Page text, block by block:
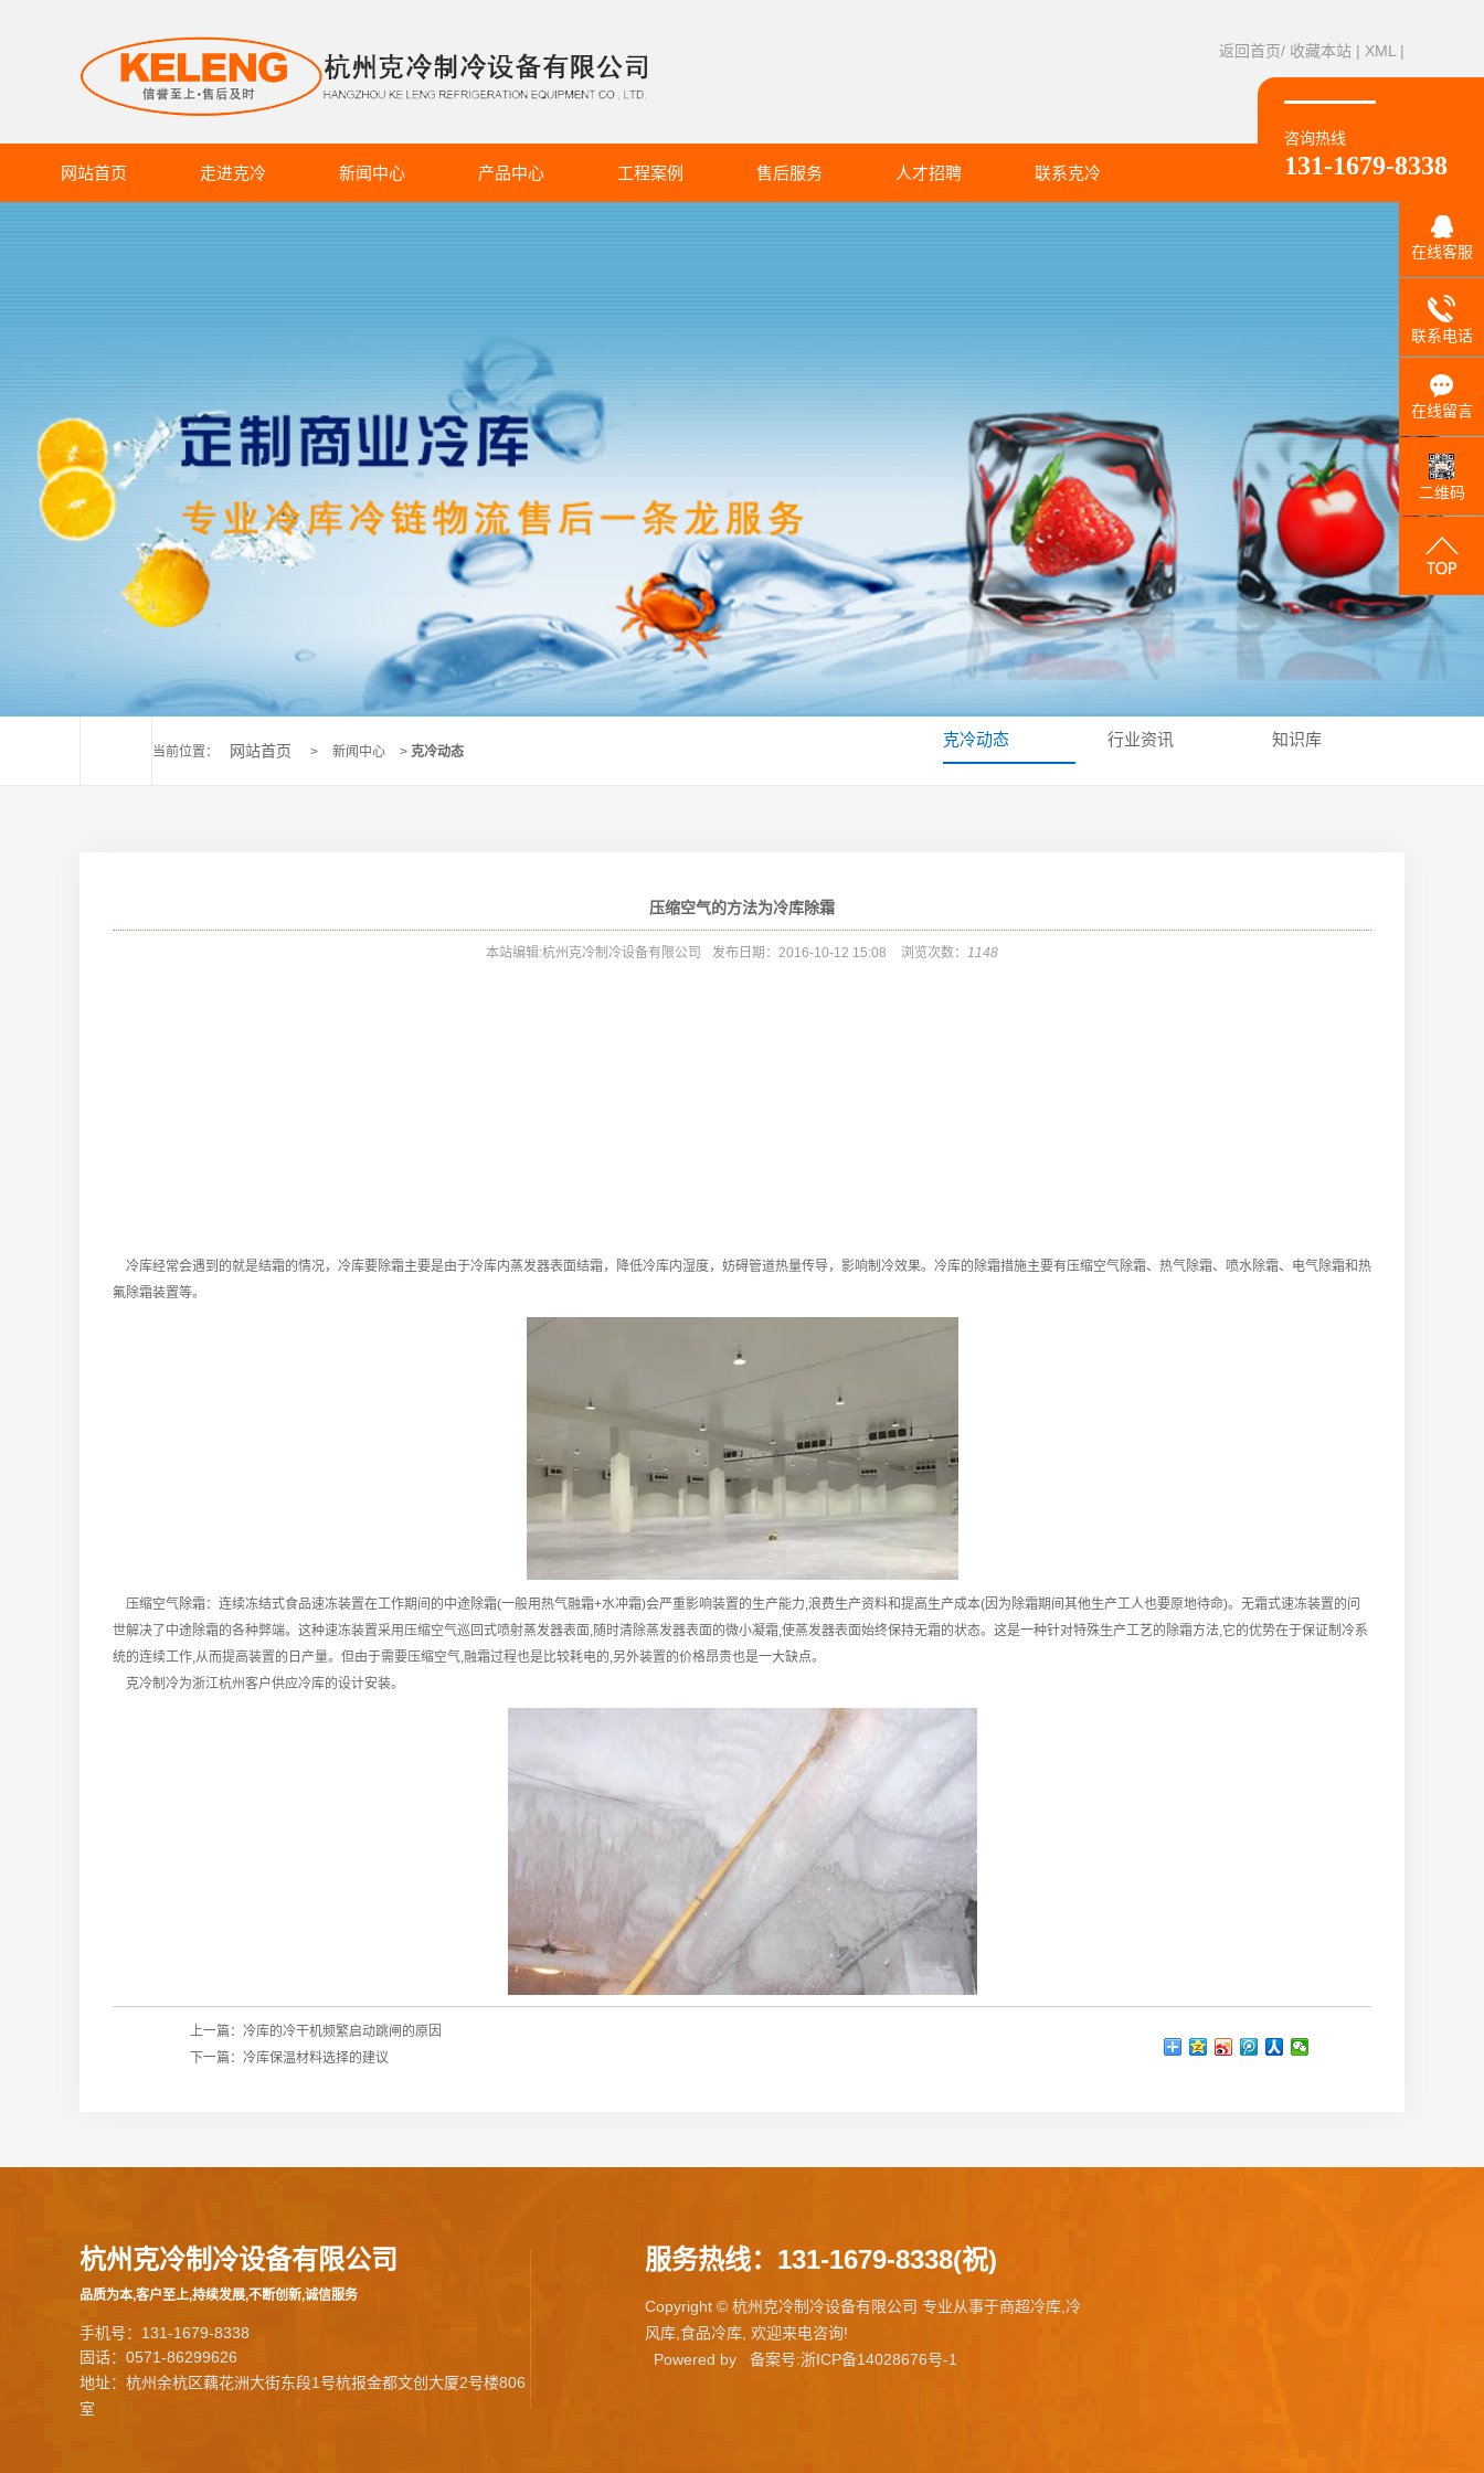
返回首页/ 收藏本站 | XML |
咨询热线
131-1679-8338
网站首页 走进克冷 新闻中心 产品中心
蔬果气调库系列
工程案例 售后服务 人才招聘 联系克冷
当前位置： 网站首页 > 新闻中心 > 克冷动态
克冷动态 行业资讯 知识库
压缩空气的方法为冷库除霜
本站编辑:杭州克冷制冷设备有限公司 发布日期：2016-10-12 15:08 浏览次数： 1148
冷库经常会遇到的就是结霜的情况，冷库要除霜主要是由于冷库内蒸发器表面结霜，降低冷库内湿度，妨碍管道热量传导，影响制冷效果。冷库的除霜措施主要有压缩空气除霜、热气除霜、喷水除霜、电气除霜和热
氟除霜装置等。
压缩空气除霜：连续冻结式食品速冻装置在工作期间的中途除霜(一般用热气融霜+水冲霜)会严重影响装置的生产能力,浪费生产资料和提高生产成本(因为除霜期间其他生产工人也要原地待命)。无霜式速冻装置的问
世解决了中途除霜的各种弊端。这种速冻装置采用压缩空气巡回式喷射蒸发器表面,随时清除蒸发器表面的微小凝霜,使蒸发器表面始终保持无霜的状态。这是一种针对特殊生产工艺的除霜方法,它的优势在于保证制冷系
统的连续工作,从而提高装置的日产量。但由于需要压缩空气,融霜过程也是比较耗电的,另外装置的价格昂贵也是一大缺点。
克冷制冷为浙江杭州客户供应冷库的设计安装。
上一篇： 冷库的冷干机频繁启动跳闸的原因
下一篇： 冷库保温材料选择的建议
杭州克冷制冷设备有限公司
品质为本,客户至上,持续发展,不断创新,诚信服务
手机号：131-1679-8338
固话：0571-86299626
地址：杭州余杭区藕花洲大街东段1号杭报金都文创大厦2号楼806
室
服务热线：131-1679-8338(祝)
Copyright © 杭州克冷制冷设备有限公司 专业从事于商超冷库,冷
风库,食品冷库, 欢迎来电咨询!
Powered by 备案号:浙ICP备14028676号-1
在线客服
联系电话
在线留言
二维码